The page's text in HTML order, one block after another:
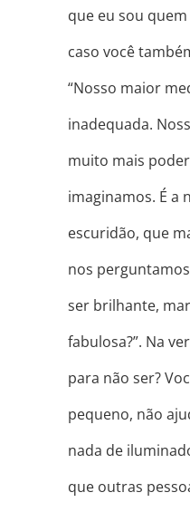
que eu sou
caso você
“Nosso maior
inadequada.
muito mais
imaginamos. É a
escuridão, que
nos
ser brilhante,
fabulosa?”. Na
para não ser?
pequeno, não
nada de
que outras